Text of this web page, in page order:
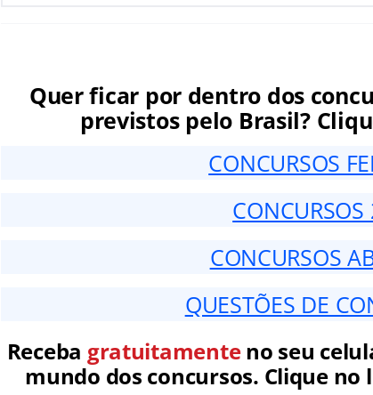
Quer ficar por dentro dos
previstos pelo Brasil?
CONCURSOS
CONCURSOS
QUESTÕES DE
Receba gratuitamenteno seu
mundo dos concursos. Clique no